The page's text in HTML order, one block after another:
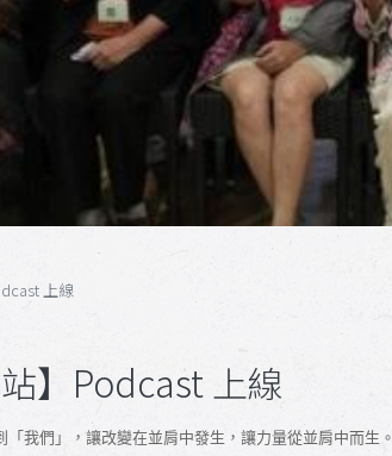
上線
站】Podcast 上線
「我們」，讓改變在並肩中發生，讓力量從並肩中而生。